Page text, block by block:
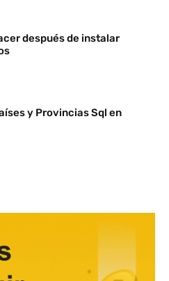
después de instalar
y Provincias Sql en